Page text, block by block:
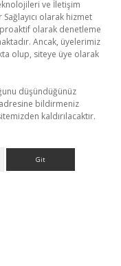
ve İletişim
olarak hizmet
olarak denetleme
Ancak, üyelerimiz
olup, siteye üye olarak
düşündüğünüz
adresine bildirmeniz
kaldırılacaktır.